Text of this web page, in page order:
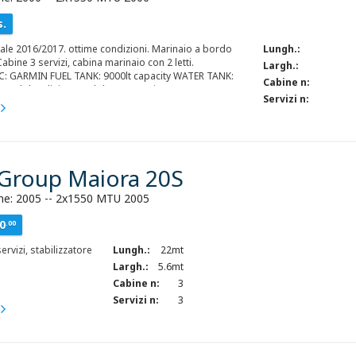
yacht destinato a un segmento specifico e
che ricerca comfort reale e scelte progettuali
d'Eccellenza: Finiture di pregio, plancia
tecniche (stabilizzatori, Jacuzzi, cucina Miele)
un'attenzione al dettaglio superiore.
2016/2017. ottime condizioni. Marinaio a bordo
3 servizi, cabina marinaio con 2 letti.
GARMIN FUEL TANK: 9000lt capacity WATER TANK:
and desalinizer 220lt/hour capacity TENDER: LOMAC
Lungh.:
Largh.:
Cabine n:
Servizi n:
Maiora 20S
2005 -- 2x1550 MTU 2005
.00
stabilizzatore Lungh.:
22mt
Largh.:
5.6mt
Cabine n:
3
Servizi n:
3